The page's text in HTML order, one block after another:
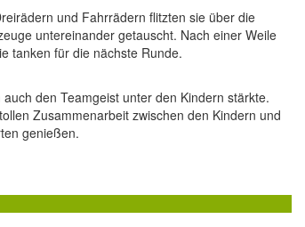
und Fahrrädern flitzten sie über die
untereinander getauscht. Nach einer Weile
tanken für die nächste Runde.
den Teamgeist unter den Kindern stärkte.
Zusammenarbeit zwischen den Kindern und
genießen.